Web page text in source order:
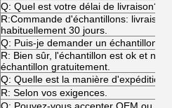
Q: Quel est votre délai de livraison?
R:Commande d'échantillons:
habituellement 30 jours.
Q: Puis-je demander un échantillon?
R: Bien sûr, l'échantillon est ok et
échantillon gratuitement.
Q: Quelle est la manière d'expédition?
R: Selon vos exigences.